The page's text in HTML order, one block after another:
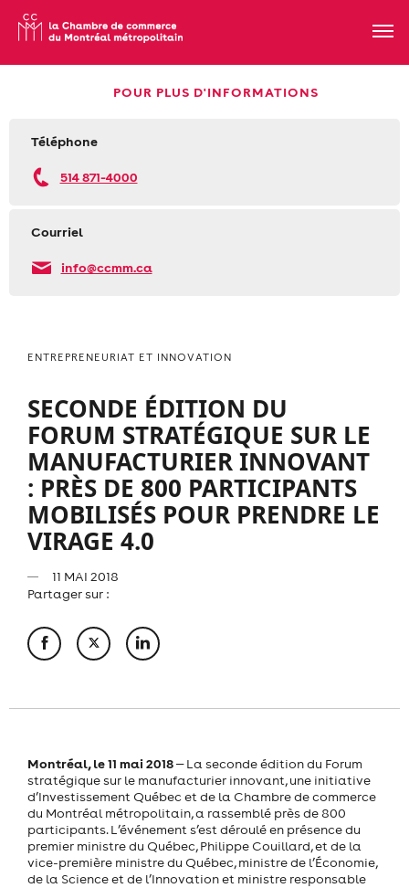
POUR PLUS D'INFORMATIONS
Téléphone
514 871-4000
Courriel
info@ccmm.ca
ENTREPRENEURIAT ET INNOVATION
SECONDE ÉDITION DU
FORUM STRATÉGIQUE SUR LE
MANUFACTURIER INNOVANT
: PRÈS DE 800 PARTICIPANTS
MOBILISÉS POUR PRENDRE LE
VIRAGE 4.0
11 MAI 2018
Partager sur :
Montréal, le 11 mai 2018‒ La seconde édition du Forum
stratégique sur le manufacturier innovant, une initiative
d’Investissement Québec et de la Chambre de commerce
du Montréal métropolitain, a rassemblé près de 800
participants. L’événement s’est déroulé en présence du
premier ministre du Québec, Philippe Couillard, et de la
vice-première ministre du Québec, ministre de l’Économie,
de la Science et de l’Innovation et ministre responsable